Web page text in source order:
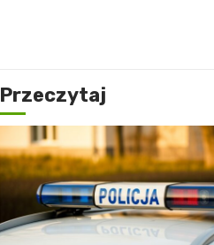
Przeczytaj